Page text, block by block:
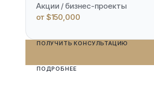
ПОЛУЧИТЬ КОНСУЛЬТАЦИЮ
ПОДРОБНЕЕ
Акции / бизнес-проекты
от $150,000